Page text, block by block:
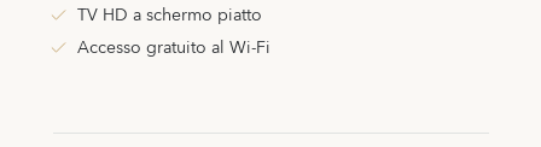
TV HD a schermo piatto
Accesso gratuito al Wi-Fi